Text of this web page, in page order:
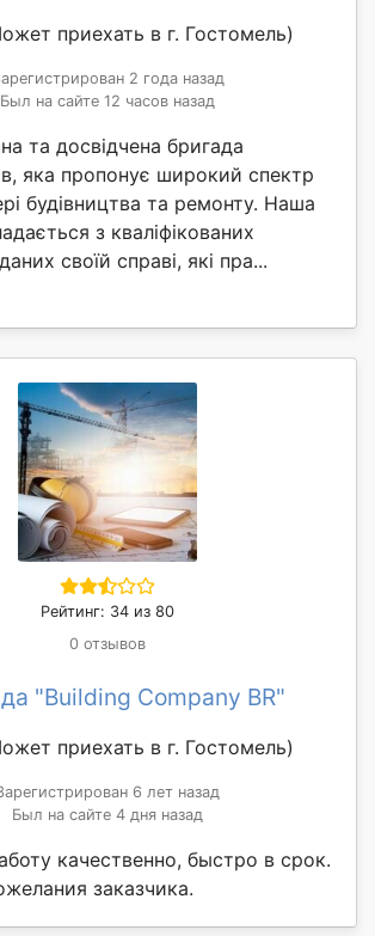
приехать в г. Гостомель)
2 года назад
Был на сайте 12 часов назад
та досвідчена бригада
яка пропонує широкий спектр
будівництва та ремонту. Наша
з кваліфікованих
своїй справі, які пра...
Рейтинг: 34 из 80
0 отзывов
"Building Company BR"
приехать в г. Гостомель)
6 лет назад
Был на сайте 4 дня назад
качественно, быстро в срок.
заказчика.